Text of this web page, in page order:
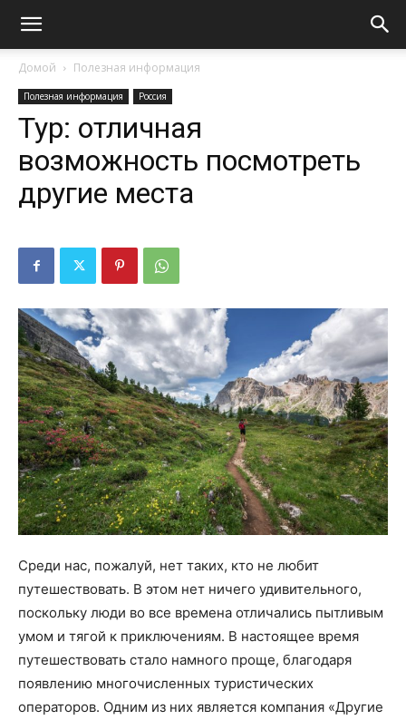
Домой Полезная информация
Полезная информация Россия
Тур: отличная
возможность посмотреть
другие места
Среди нас, пожалуй, нет таких, кто не любит
путешествовать. В этом нет ничего удивительного,
поскольку люди во все времена отличались пытливым
умом и тягой к приключениям. В настоящее время
путешествовать стало намного проще, благодаря
появлению многочисленных туристических
операторов. Одним из них является компания «Другие